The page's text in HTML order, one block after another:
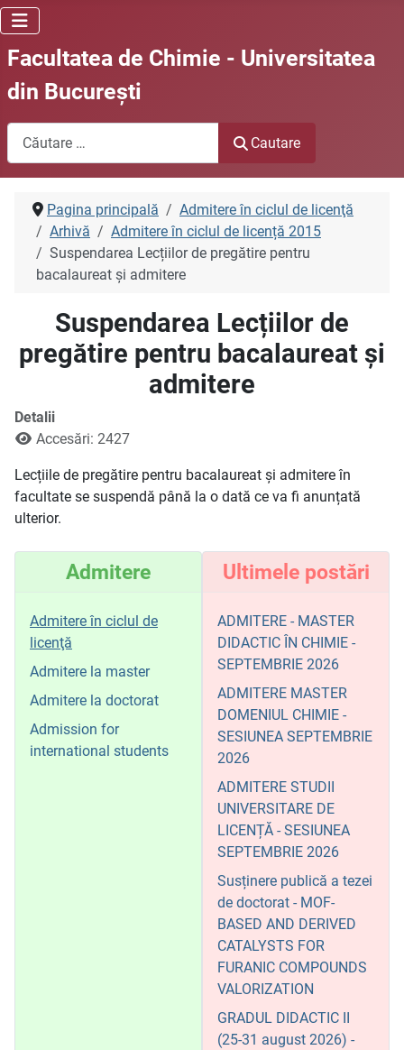
Facultatea de Chimie - Universitatea
din Bucureşti
Cautare
Cautare
Pagina principală
Admitere în ciclul de licenţă
Arhivă
Admitere în ciclul de licență 2015
Suspendarea Lecțiilor de pregătire pentru
bacalaureat și admitere
Suspendarea Lecțiilor de
pregătire pentru bacalaureat și
admitere
Detalii
Accesări: 2427
Lecțiile de pregătire pentru bacalaureat și admitere în
facultate se suspendă până la o dată ce va fi anunțată
ulterior.
Admitere
Admitere în ciclul de
licenţă
Admitere la master
Admitere la doctorat
Admission for
international students
Ultimele postări
ADMITERE - MASTER
DIDACTIC ÎN CHIMIE -
SEPTEMBRIE 2026
ADMITERE MASTER
DOMENIUL CHIMIE -
SESIUNEA SEPTEMBRIE
2026
ADMITERE STUDII
UNIVERSITARE DE
LICENȚĂ - SESIUNEA
SEPTEMBRIE 2026
Susținere publică a tezei
de doctorat - MOF-
BASED AND DERIVED
CATALYSTS FOR
FURANIC COMPOUNDS
VALORIZATION
GRADUL DIDACTIC II
(25-31 august 2026) -